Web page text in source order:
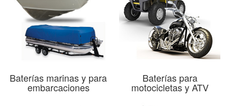
Baterías marinas y para
embarcaciones
Baterías para
motocicletas y ATV